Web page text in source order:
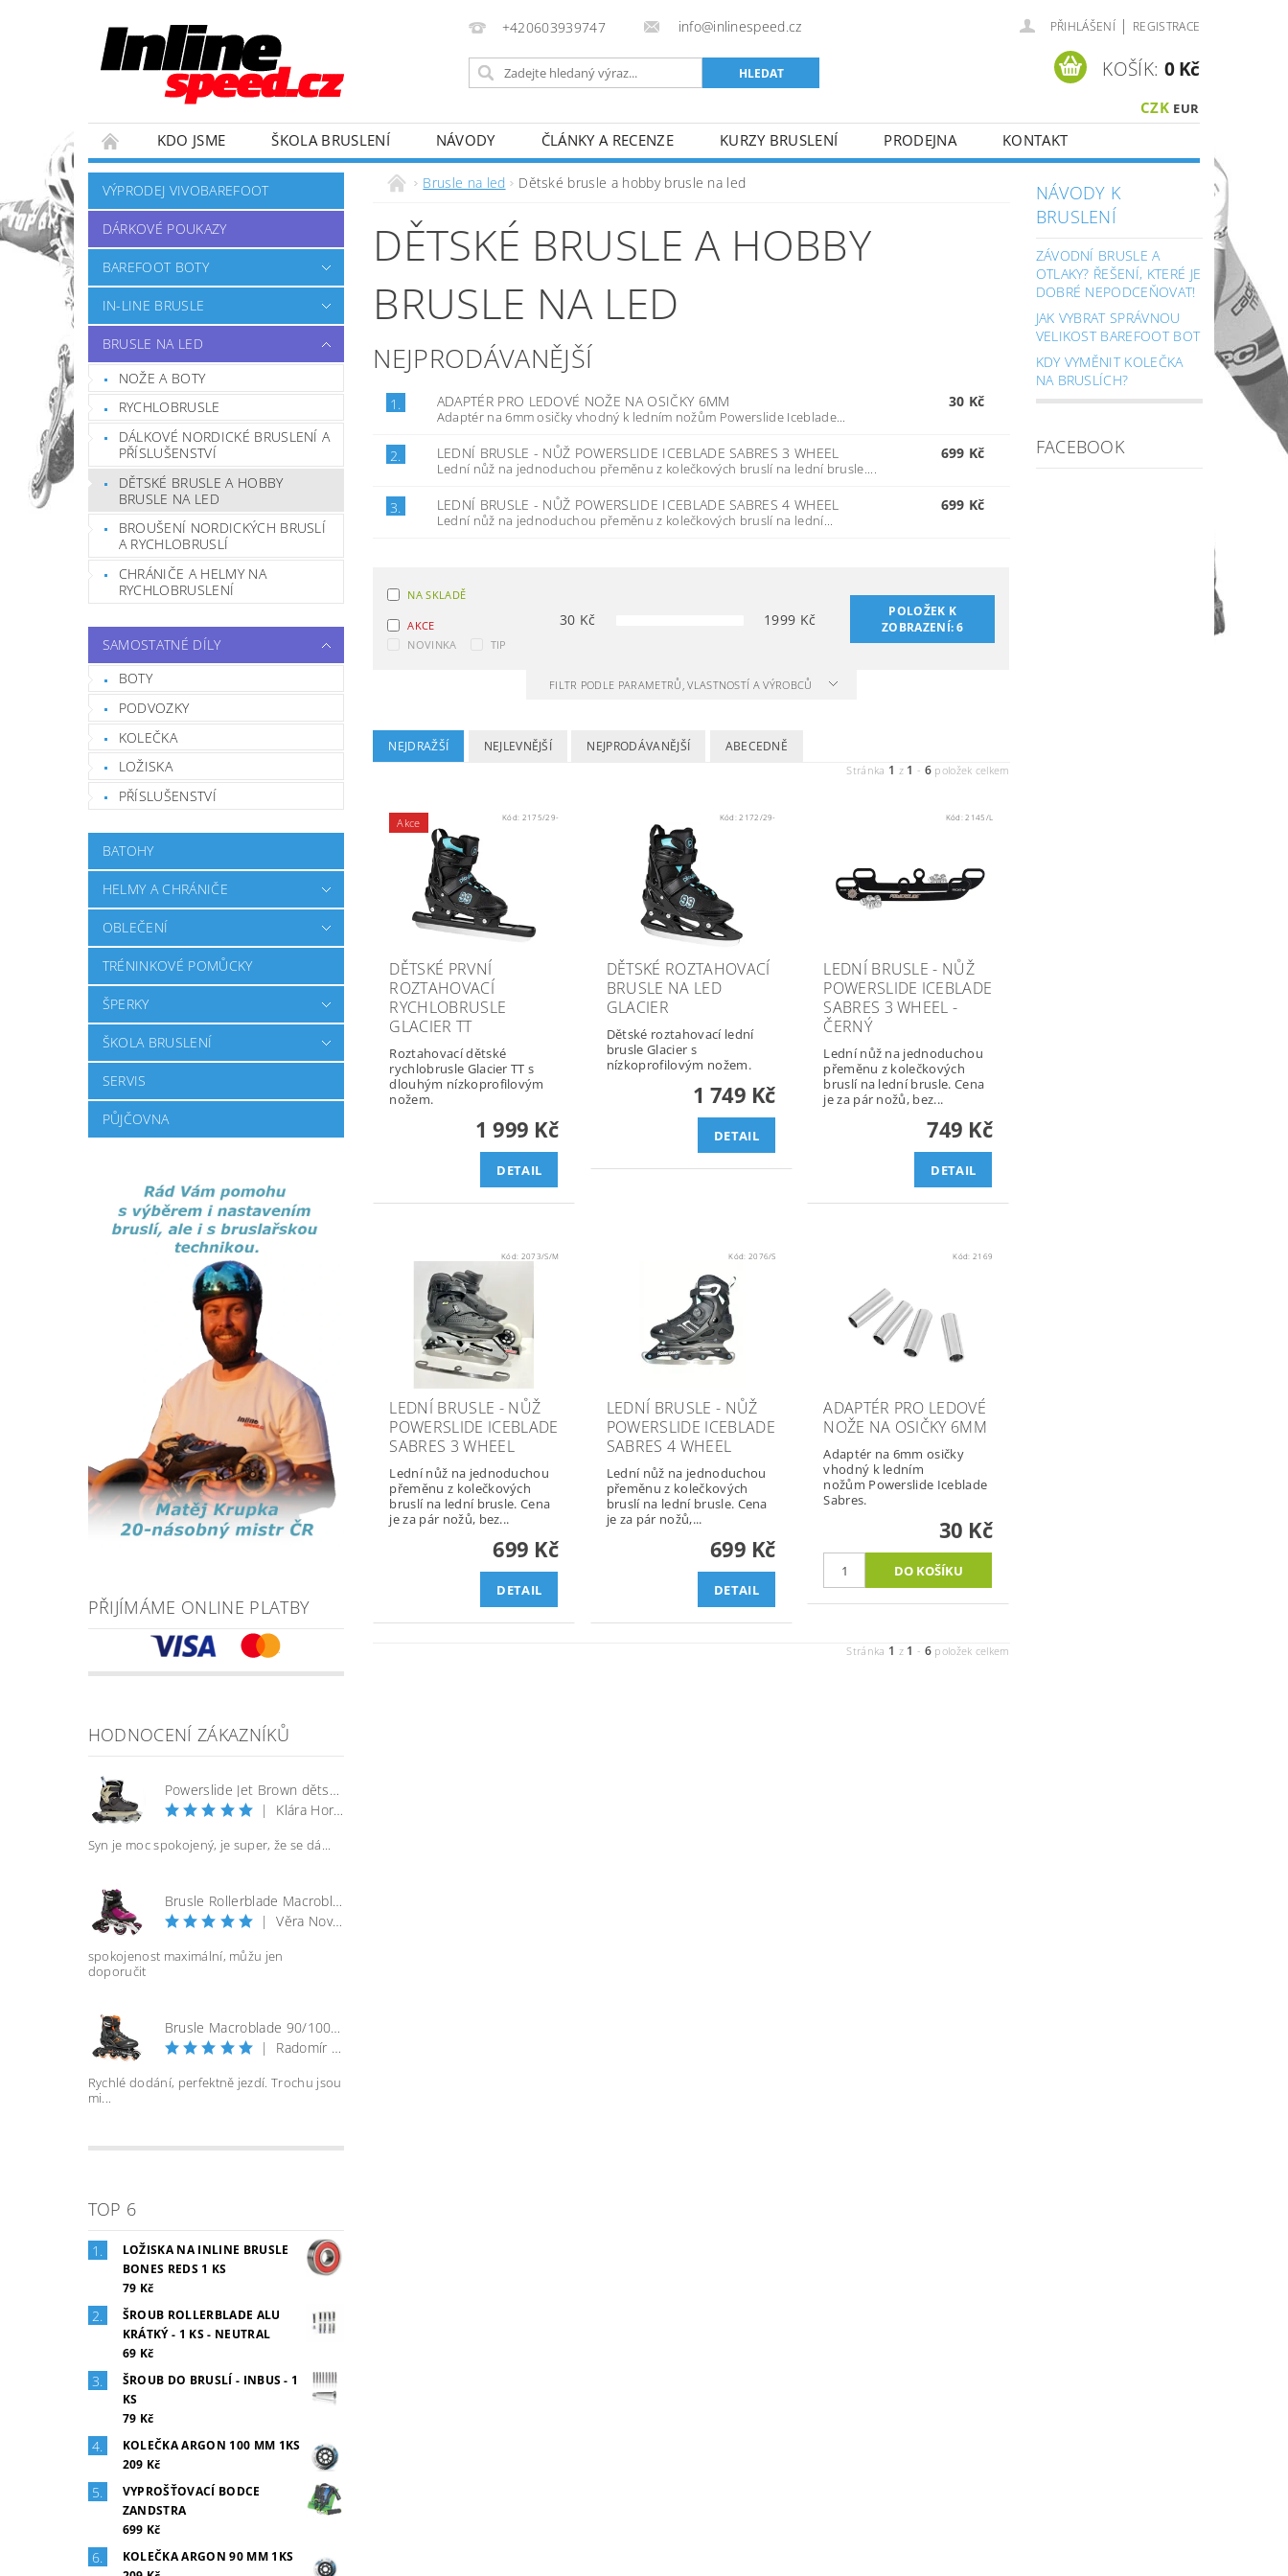
+420603939747 info@inlinespeed.cz PŘIHLÁŠENÍ | REGISTRACE
CZK EUR
KOŠÍK: 0 Kč
KDO JSME ŠKOLA BRUSLENÍ NÁVODY ČLÁNKY A RECENZE KURZY BRUSLENÍ PRODEJNA
KONTAKT
ZÁVODNÍ TÝM
OBCHODNÍ PODMÍNKY REKLAMACE A VRÁCENÍ ZBOŽÍ
VÝPRODEJ VIVOBAREFOOT
DÁRKOVÉ POUKAZY
BAREFOOT BOTY
IN-LINE BRUSLE
BRUSLE NA LED
NOŽE A BOTY
RYCHLOBRUSLE
DÁLKOVÉ NORDICKÉ BRUSLENÍ A
PŘÍSLUŠENSTVÍ
DĚTSKÉ BRUSLE A HOBBY
BRUSLE NA LED
BROUŠENÍ NORDICKÝCH BRUSLÍ
A RYCHLOBRUSLÍ
CHRÁNIČE A HELMY NA
RYCHLOBRUSLENÍ
SAMOSTATNÉ DÍLY
BOTY
PODVOZKY
KOLEČKA
LOŽISKA
PŘÍSLUŠENSTVÍ
BATOHY
HELMY A CHRÁNIČE
OBLEČENÍ
TRÉNINKOVÉ POMŮCKY
ŠPERKY
ŠKOLA BRUSLENÍ
SERVIS
PŮJČOVNA
PŘIJÍMÁME ONLINE PLATBY
HODNOCENÍ ZÁKAZNÍKŮ
Powerslide Jet Brown dětské kolečkové brusle
|
Klára Horáčková
Syn je moc spokojený, je super, že se dá...
Brusle Rollerblade Macroblade 100 3WD W - vel. 40
|
Věra Nováková
spokojenost maximální, můžu jen
doporučit
Brusle Macroblade 90/100 BOA - černá/orange
|
Radomír Bureš
Rychlé dodání, perfektně jezdí. Trochu jsou
mi...
TOP 6
LOŽISKA NA INLINE BRUSLE
BONES REDS 1 KS
79 Kč
ŠROUB ROLLERBLADE ALU
KRÁTKÝ - 1 KS - NEUTRAL
69 Kč
ŠROUB DO BRUSLÍ - INBUS - 1
KS
79 Kč
KOLEČKA ARGON 100 MM 1KS
209 Kč
VYPROŠŤOVACÍ BODCE
ZANDSTRA
699 Kč
KOLEČKA ARGON 90 MM 1KS
Brusle na led Dětské brusle a hobby brusle na led
DĚTSKÉ BRUSLE A HOBBY
BRUSLE NA LED
NEJPRODÁVANĚJŠÍ
1. ADAPTÉR PRO LEDOVÉ NOŽE NA OSIČKY 6MM
Adaptér na 6mm osičky vhodný k ledním nožům Powerslide Iceblade...
30 Kč
2. LEDNÍ BRUSLE - NŮŽ POWERSLIDE ICEBLADE SABRES 3 WHEEL
Lední nůž na jednoduchou přeměnu z kolečkových bruslí na lední brusle....
699 Kč
3. LEDNÍ BRUSLE - NŮŽ POWERSLIDE ICEBLADE SABRES 4 WHEEL
Lední nůž na jednoduchou přeměnu z kolečkových bruslí na lední...
699 Kč
NA SKLADĚ
AKCE
NOVINKA
TIP
30 Kč 1999 Kč
POLOŽEK K
ZOBRAZENÍ:6
FILTR PODLE PARAMETRŮ, VLASTNOSTÍ A VÝROBCŮ
NEJDRAŽŠÍ NEJLEVNĚJŠÍ NEJPRODÁVANĚJŠÍ ABECEDNĚ
Stránka 1 z 1 - 6položek celkem
Akce Kód: 2175/29-
DĚTSKÉ PRVNÍ
ROZTAHOVACÍ
RYCHLOBRUSLE
GLACIER TT
Roztahovací dětské
rychlobrusle Glacier TT s
dlouhým nízkoprofilovým
nožem.
1 999 Kč
DETAIL
Kód:2172/29-
DĚTSKÉ ROZTAHOVACÍ
BRUSLE NA LED
GLACIER
Dětské roztahovací lední
brusle Glacier s
nízkoprofilovým nožem.
1 749 Kč
DETAIL
Kód:2145/L
LEDNÍ BRUSLE - NŮŽ
POWERSLIDE ICEBLADE
SABRES 3 WHEEL -
ČERNÝ
Lední nůž na jednoduchou
přeměnu z kolečkových
bruslí na lední brusle. Cena
je za pár nožů, bez...
749 Kč
DETAIL
Kód: 2073/S/M
LEDNÍ BRUSLE - NŮŽ
POWERSLIDE ICEBLADE
SABRES 3 WHEEL
Lední nůž na jednoduchou
přeměnu z kolečkových
bruslí na lední brusle. Cena
je za pár nožů, bez...
699 Kč
DETAIL
Kód: 2076/S
LEDNÍ BRUSLE - NŮŽ
POWERSLIDE ICEBLADE
SABRES 4 WHEEL
Lední nůž na jednoduchou
přeměnu z kolečkových
bruslí na lední brusle. Cena
je za pár nožů,...
699 Kč
DETAIL
Kód: 2169
ADAPTÉR PRO LEDOVÉ
NOŽE NA OSIČKY 6MM
Adaptér na 6mm osičky
vhodný k ledním
nožům Powerslide Iceblade
Sabres.
30 Kč
Stránka 1 z 1 - 6položek celkem
NÁVODY K
BRUSLENÍ
ZÁVODNÍ BRUSLE A
OTLAKY? ŘEŠENÍ, KTERÉ JE
DOBRÉ NEPODCEŇOVAT!
JAK VYBRAT SPRÁVNOU
VELIKOST BAREFOOT BOT
KDY VYMĚNIT KOLEČKA
NA BRUSLÍCH?
FACEBOOK